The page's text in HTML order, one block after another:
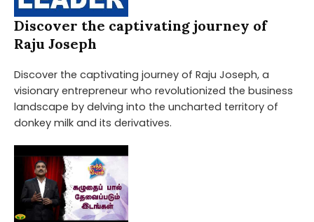
Discover the captivating journey of
Raju Joseph
Discover the captivating journey of Raju Joseph, a
visionary entrepreneur who revolutionized the business
landscape by delving into the uncharted territory of
donkey milk and its derivatives.